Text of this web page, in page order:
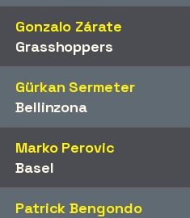
Gonzalo Zárate
Grasshoppers
Gürkan Sermeter
Bellinzona
Marko Perovic
Basel
Patrick Bengondo